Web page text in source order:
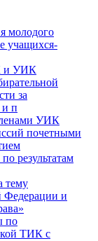
молодого
учащихся-
и УИК
за
и п
УИК
почетными
результатам
тему
Федерации и
по
ТИК с